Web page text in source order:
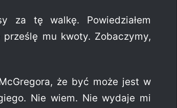
za tę walkę. Powiedziałem
mu kwoty. Zobaczymy,
że być może jest w
Nie wiem. Nie wydaje mi